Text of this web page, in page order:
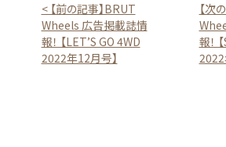
< 【前の記事】BRUT
Wheels 広告掲載誌情
報！ 【LET’S GO 4WD
2022年12月号】
【次
報！
2022